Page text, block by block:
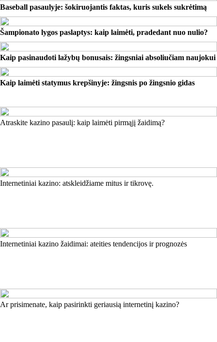
Baseball pasaulyje: šokiruojantis faktas, kuris sukels sukrėtimą
Šampionato lygos paslaptys: kaip laimėti, pradedant nuo nulio?
Kaip pasinaudoti lažybų bonusais: žingsniai absoliučiam naujokui
Kaip laimėti statymus krepšinyje: žingsnis po žingsnio gidas
Atraskite kazino pasaulį: kaip laimėti pirmąjį žaidimą?
Internetiniai kazino: atskleidžiame mitus ir tikrovę.
Internetiniai kazino žaidimai: ateities tendencijos ir prognozės
Ar prisimenate, kaip pasirinkti geriausią internetinį kazino?